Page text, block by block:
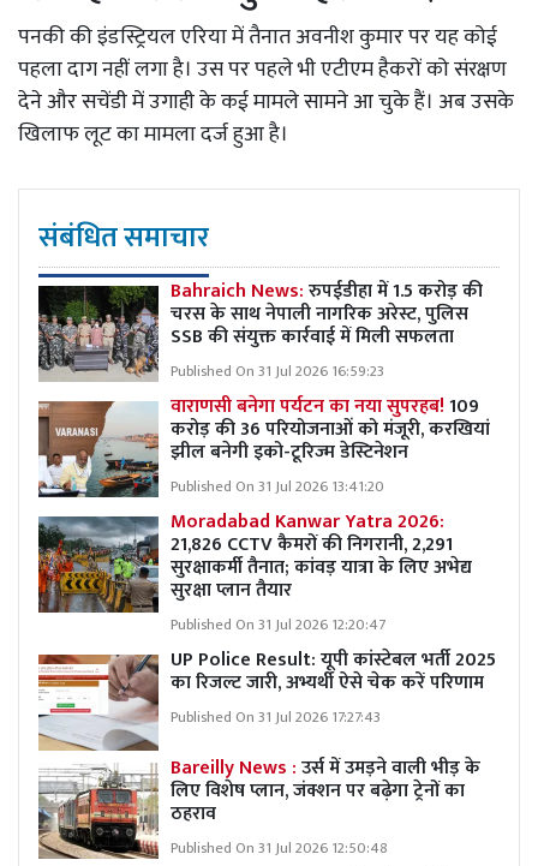
पनकी की इंडस्ट्रियल एरिया में तैनात अवनीश कुमार पर यह कोई
पहला दाग नहीं लगा है। उस पर पहले भी एटीएम हैकरों को संरक्षण
देने और सचेंडी में उगाही के कई मामले सामने आ चुके हैं। अब उसके
खिलाफ लूट का मामला दर्ज हुआ है।
संबंधित समाचार
Bahraich News:रुपईडीहा में 1.5 करोड़ की
चरस के साथ नेपाली नागरिक अरेस्ट, पुलिस
SSB की संयुक्त कार्रवाई में मिली सफलता
Published On 31 Jul 2026 16:59:23
वाराणसी बनेगा पर्यटन का नया सुपरहब!109
करोड़ की 36 परियोजनाओं को मंजूरी, करखियां
झील बनेगी इको-टूरिज्म डेस्टिनेशन
Published On 31 Jul 2026 13:41:20
Moradabad Kanwar Yatra 2026:
21,826 CCTV कैमरों की निगरानी, 2,291
सुरक्षाकर्मी तैनात; कांवड़ यात्रा के लिए अभेद्य
सुरक्षा प्लान तैयार
Published On 31 Jul 2026 12:20:47
UP Police Result: यूपी कांस्टेबल भर्ती 2025
का रिजल्ट जारी, अभ्यर्थी ऐसे चेक करें परिणाम
Published On 31 Jul 2026 17:27:43
Bareilly News :उर्स में उमड़ने वाली भीड़ के
लिए विशेष प्लान, जंक्शन पर बढ़ेगा ट्रेनों का
ठहराव
Published On 31 Jul 2026 12:50:48